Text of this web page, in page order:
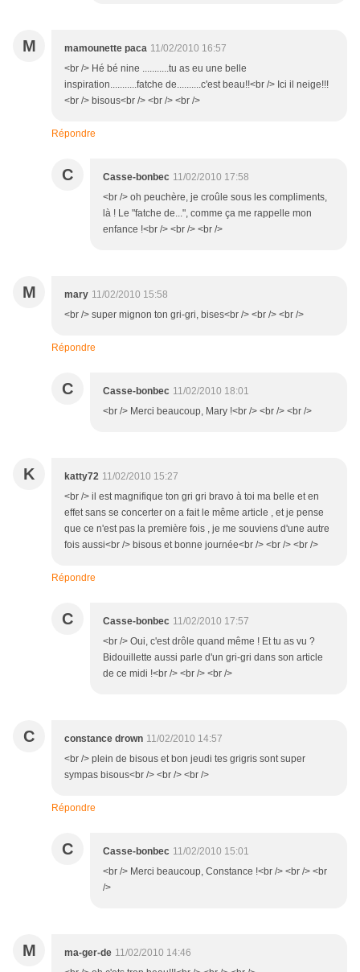
M mamounette paca 11/02/2010 16:57
<br /> Hé bé nine ...........tu as eu une belle
inspiration...........fatche de..........c'est beau!!<br /> Ici il neige!!!
<br /> bisous<br /> <br /> <br />
Répondre
C Casse-bonbec 11/02/2010 17:58
<br /> oh peuchère, je croûle sous les compliments,
là ! Le "fatche de...", comme ça me rappelle mon
enfance !<br /> <br /> <br />
M mary 11/02/2010 15:58
<br /> super mignon ton gri-gri, bises<br /> <br /> <br />
Répondre
C Casse-bonbec 11/02/2010 18:01
<br /> Merci beaucoup, Mary !<br /> <br /> <br />
K katty72 11/02/2010 15:27
<br /> il est magnifique ton gri gri bravo à toi ma belle et en
effet sans se concerter on a fait le même article , et je pense
que ce n'est pas la première fois , je me souviens d'une autre
fois aussi<br /> bisous et bonne journée<br /> <br /> <br />
Répondre
C Casse-bonbec 11/02/2010 17:57
<br /> Oui, c'est drôle quand même ! Et tu as vu ?
Bidouillette aussi parle d'un gri-gri dans son article
de ce midi !<br /> <br /> <br />
C constance drown 11/02/2010 14:57
<br /> plein de bisous et bon jeudi tes grigris sont super
sympas bisous<br /> <br /> <br />
Répondre
C Casse-bonbec 11/02/2010 15:01
<br /> Merci beaucoup, Constance !<br /> <br /> <br
/>
M ma-ger-de 11/02/2010 14:46